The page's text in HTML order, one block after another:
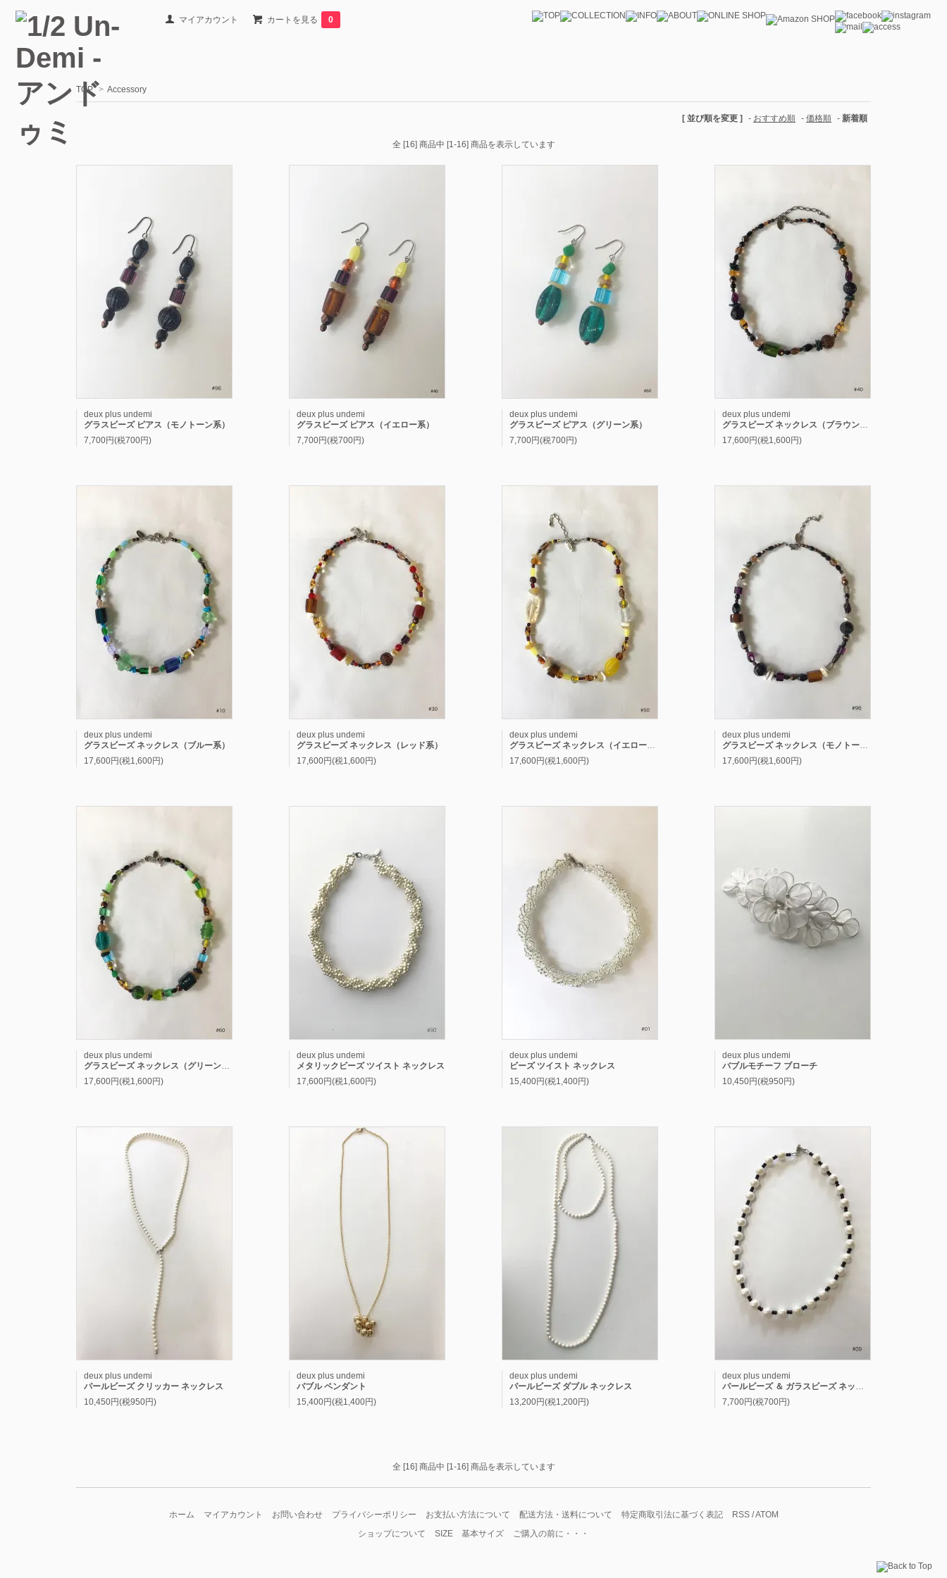
マイアカウント カートを見る 0
TOP > Accessory
[ 並び順を変更 ] - おすすめ順 - 価格順 - 新着順
全 [16] 商品中 [1-16] 商品を表示しています
deux plus undemi
グラスビーズ ピアス（モノトーン系）
7,700円(税700円)
deux plus undemi
グラスビーズ ピアス（イエロー系）
7,700円(税700円)
deux plus undemi
グラスビーズ ピアス（グリーン系）
7,700円(税700円)
deux plus undemi
グラスビーズ ネックレス（ブラウン系）
17,600円(税1,600円)
deux plus undemi
グラスビーズ ネックレス（ブルー系）
17,600円(税1,600円)
deux plus undemi
グラスビーズ ネックレス（レッド系）
17,600円(税1,600円)
deux plus undemi
グラスビーズ ネックレス（イエロー系）
17,600円(税1,600円)
deux plus undemi
グラスビーズ ネックレス（モノトーン系）
17,600円(税1,600円)
deux plus undemi
グラスビーズ ネックレス（グリーン系）
17,600円(税1,600円)
deux plus undemi
メタリックビーズ ツイスト ネックレス
17,600円(税1,600円)
deux plus undemi
ビーズ ツイスト ネックレス
15,400円(税1,400円)
deux plus undemi
バブルモチーフ ブローチ
10,450円(税950円)
deux plus undemi
パールビーズ クリッカー ネックレス
10,450円(税950円)
deux plus undemi
バブル ペンダント
15,400円(税1,400円)
deux plus undemi
パールビーズ ダブル ネックレス
13,200円(税1,200円)
deux plus undemi
パールビーズ ＆ ガラスビーズ ネックレス
7,700円(税700円)
全 [16] 商品中 [1-16] 商品を表示しています
ホーム マイアカウント お問い合わせ プライバシーポリシー お支払い方法について 配送方法・送料について 特定商取引法に基づく表記 RSS/ATOM
ショップについて
SIZE 基本サイズ ご購入の前に・・・